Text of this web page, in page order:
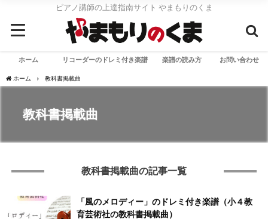
ピアノ講師の上達指南サイト やまもりのくま
ホーム リコーダーのドレミ付き楽譜 楽譜の読み方 お問い合わせ
ホーム 教科書掲載曲
教科書掲載曲
教科書掲載曲の記事一覧
「風のメロディー」のドレミ付き楽譜（小４教
育芸術社の教科書掲載曲）